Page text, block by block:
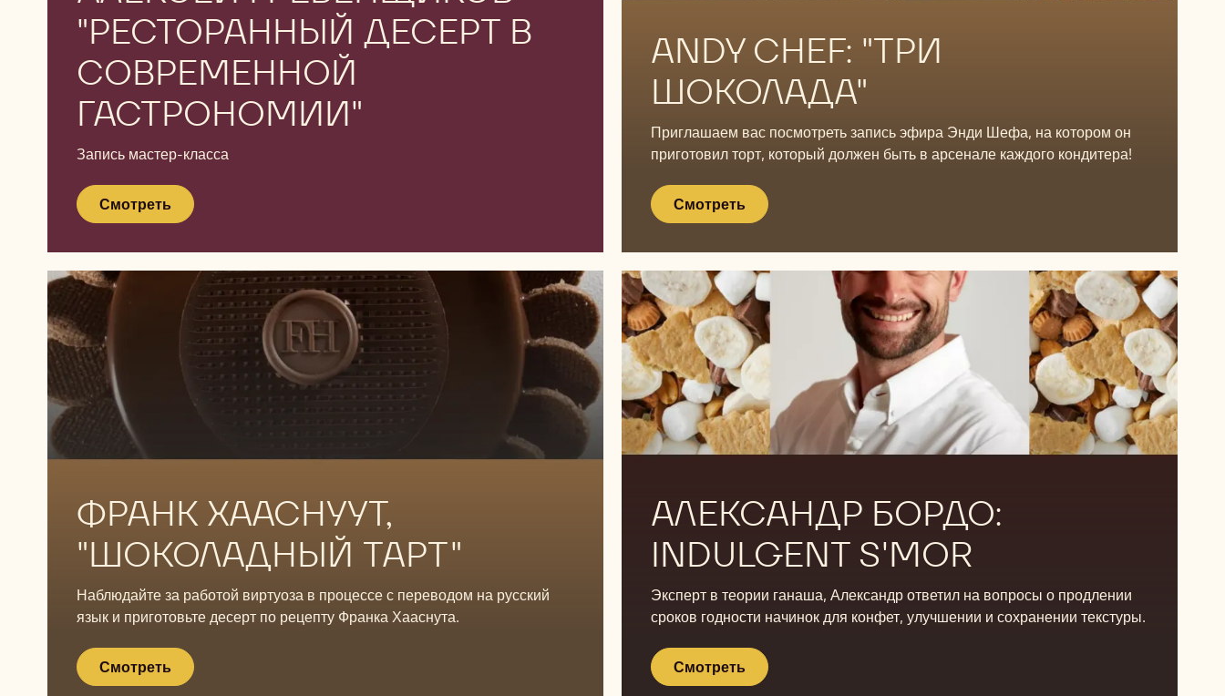
АЛЕКСЕЙ ГРЕБЕНЩИКОВ
"РЕСТОРАННЫЙ ДЕСЕРТ В
СОВРЕМЕННОЙ
ГАСТРОНОМИИ"
Смотреть
Смотреть
ANDY CHEF: "ТРИ
ШОКОЛАДА"
Приглашаем вас посмотреть запись эфира Энди Шефа, на котором он
Смотреть
ФРАНК ХААСНУУТ,
"ШОКОЛАДНЫЙ ТАРТ"
Наблюдайте за работой виртуоза в процессе с переводом на русский
Смотреть
Смотреть
АЛЕКСАНДР БОРДО:
INDULGENT S'MOR
Эксперт в теории ганаша, Александр ответил на вопросы о продлении
Смотреть
Смотреть